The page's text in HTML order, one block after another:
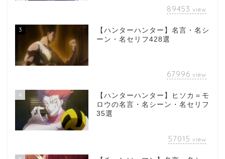
89453 view
3
【ハンターハンター】名言・名シ
ーン・名セリフ428選
67996 view
4
【ハンターハンター】ヒソカ＝モ
ロウの名言・名シーン・名セリフ
35選
57015 view